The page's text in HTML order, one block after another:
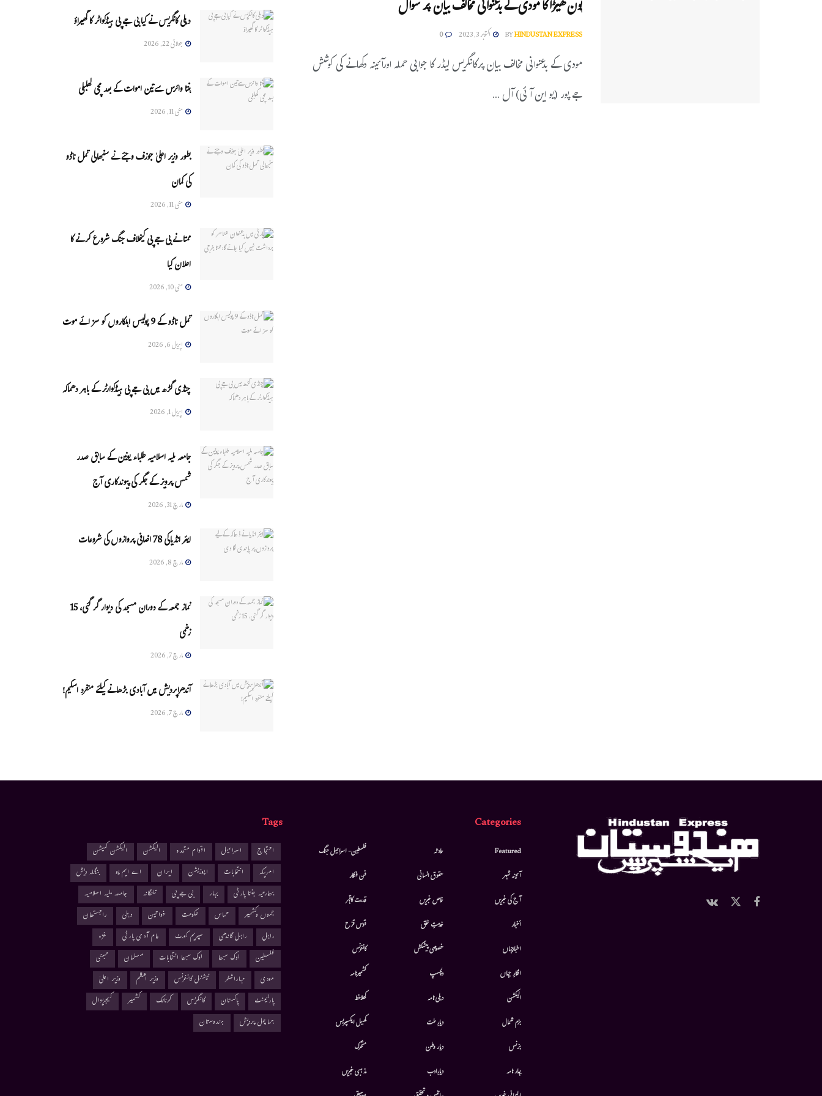
پون کھیڑا کا مودی کے بدعنوانی مخالف بیان پر سوال
BYHINDUSTAN EXPRESS اکتوبر 3, 2023 0
مودی کے بدعنوانی مخالف بیان پرکانگریس لیڈر کا جوابی حملہ اورآئینہ دکھانے کی کوشش
جے پور (یو این آئی) آل ...
دہلی کانگریس نے کیا بی جے پی ہیڈکواٹر کا گھیراؤ
جولائی 22, 2026
ہنتا وائرس سےتین اموات کے بعد مچی کھلبلی
مئی 11, 2026
بطور وزیر اعلیٰ جوزف وجئے نے سنبھالی تمل ناڈو
کی کمان
مئی 11, 2026
ممتا نے بی جے پی کیخلاف جنگ شروع کرنے کا
اعلان کیا
مئی 10, 2026
تمل ناڈو کے 9 پولیس اہلکاروں کو سزائے موت
اپریل 6, 2026
چنڈی گڑھ میں بی جے پی ہیڈکوارٹر کے باہر دھماکہ
اپریل 1, 2026
جامعہ ملیہ اسلامیہ طلباء یونین کے سابق صدر
شمس پرویز کے جگر کی پیوندکاری آج
مارچ 31, 2026
ایئر انڈیاکی 78 اضافی پروازوں کی شروعات
مارچ 8, 2026
نماز جمعہ کے دوران مسجد کی دیوار گر گئی، 15
زخمی
مارچ 7, 2026
آندھراپردیش میں آبادی بڑھانے کیلئے منفرد اسکیم!
مارچ 7, 2026
Categories
Featured
آئینہ شہر
آج کی خبریں
أخبار
اخبارجہاں
افکارِ جہاں
الیکشن
بزم شمال
بزنس
بہار نامہ
حادثہ
حقوق انسانی
خاص خبریں
خدمتِ خلق
خصوصی پیشکش
دلچسپ
دہلی نامہ
دیارِ ملت
دیار وطن
دیارِادب
فلسطین- اسرائیل جنگ
فن فنکار
قدرت کاقہر
قوس قزح
کانفرنس
کشمیرنامہ
کھلاخط
کھیل ایکسپریس
متحرك
مذہبی خبریں
Tags
احتجاج اسرائیل اقوام متحدہ الیکشن
الیکشن کمیشن
امریکہ
انتخابات اپوزیشن ایران اے ایم یو
بنگلہ دیش
بھارتیہ جنتا پارٹی
بہار بی جے پی تلنگانہ
جامعہ ملیہ اسلامیہ
جموں وکشمیر
حماس حکومت خواتین دہلی
راجستھان
راہل
راہل گاندھی سپریم کورٹ عام آدمی پارٹی
غزہ
فلسطین
لوک سبھا لوک سبھا انتخابات مسلمان
ممبئی
مودی
مہاراشٹر نیشنل کانفرنس وزیر اعظم
وزیر اعلیٰ
پارلیمنٹ
پاکستان کانگریس کرناٹک کشمیر
کیجریوال
ہماچل پردیش
ہندوستان